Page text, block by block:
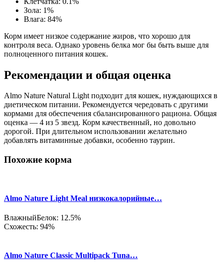
Зола: 1%
Влага: 84%
Корм имеет низкое содержание жиров, что хорошо для
контроля веса. Однако уровень белка мог бы быть выше для
полноценного питания кошек.
Рекомендации и общая оценка
Almo Nature Natural Light подходит для кошек, нуждающихся в
диетическом питании. Рекомендуется чередовать с другими
кормами для обеспечения сбалансированного рациона. Общая
оценка — 4 из 5 звезд. Корм качественный, но довольно
дорогой. При длительном использовании желательно
добавлять витаминные добавки, особенно таурин.
Похожие корма
Almo Nature Light Meal низкокалорийные…
ВлажныйБелок: 12.5%
Схожесть: 94%
Almo Nature Classic Multipack Tuna…